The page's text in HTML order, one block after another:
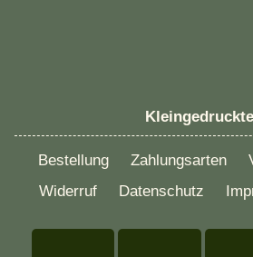
Bestellung Zahlungsarten
Widerruf
Datenschutz